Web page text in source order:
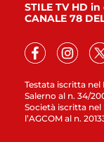
Testata iscritta nel
Salerno al n. 34/
Società iscritta
l’AGCOM al n.
STILE TV HD
CANALE 78